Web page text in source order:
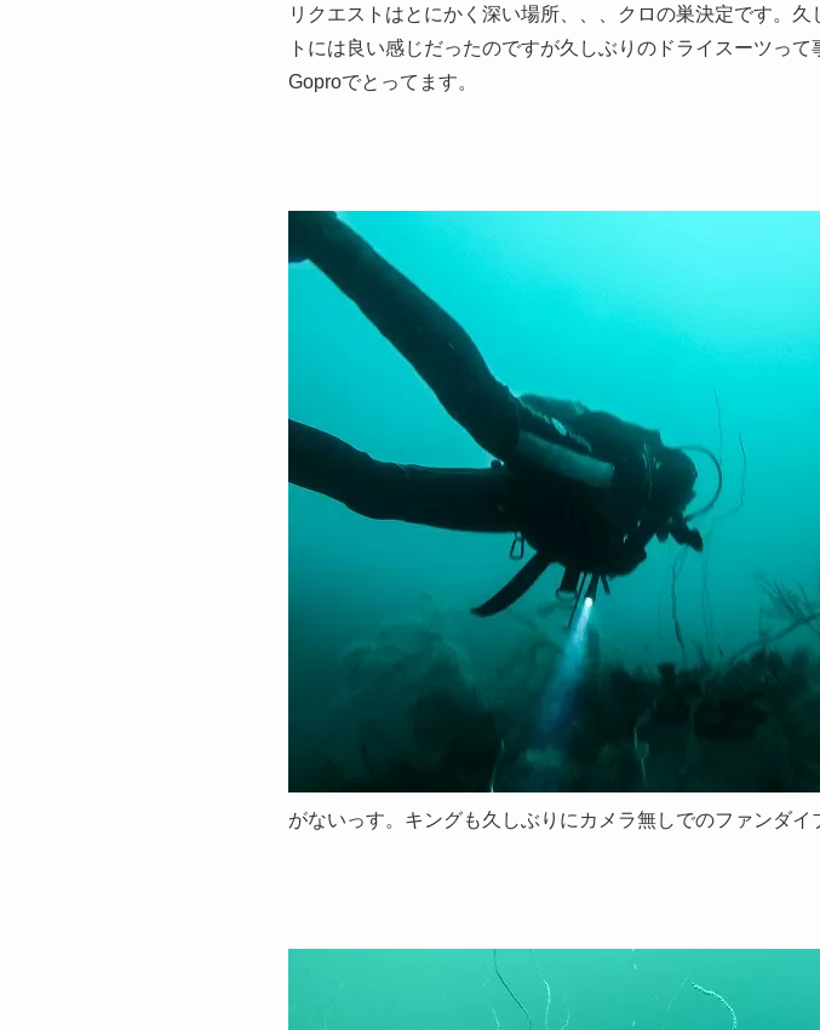
リクエストはとにかく深い場所、、、クロの巣決定です。
トには良い感じだったのですが久しぶりのドライスーツっ
Goproでとってます。
がないっす。キングも久しぶりにカメラ無しでのファンダイ